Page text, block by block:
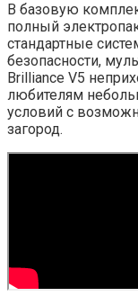
В базовую
полный
стандартные
безопасности,
Brilliance V5
любителям
условий с
загород.